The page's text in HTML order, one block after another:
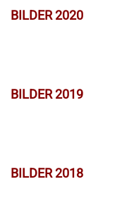
BILDER 2020
BILDER 2019
BILDER 2018